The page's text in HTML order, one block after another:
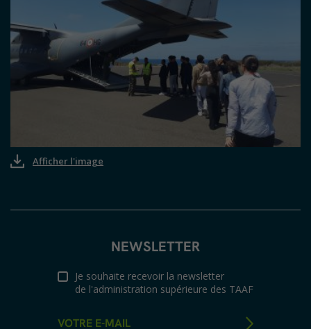
Afficher l'image
NEWSLETTER
Je souhaite recevoir la newsletter
de l'administration supérieure des TAAF